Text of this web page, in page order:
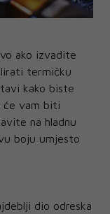
ako izvadite
termičku
kako biste
će vam biti
na hladnu
boju umjesto
dio odreska